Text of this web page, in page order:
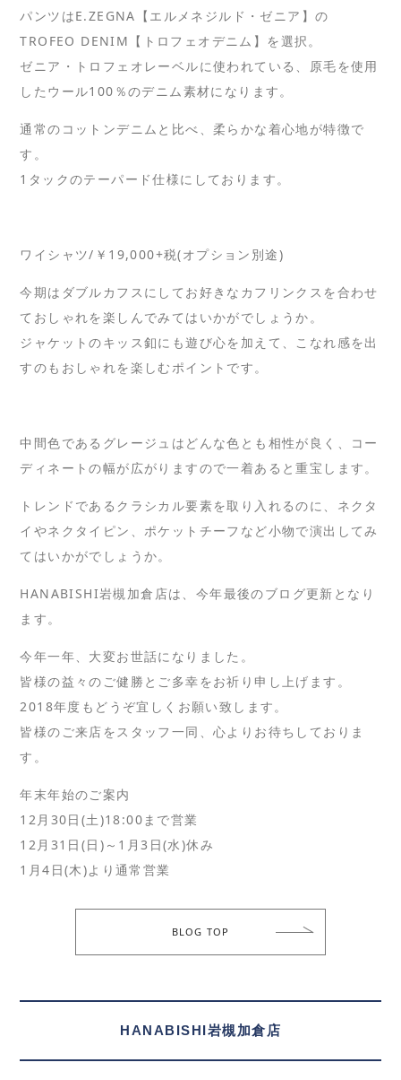
パンツはE.ZEGNA【エルメネジルド・ゼニア】の
TROFEO DENIM【トロフェオデニム】を選択。
ゼニア・トロフェオレーベルに使われている、原毛を使用
したウール100％のデニム素材になります。
通常のコットンデニムと比べ、柔らかな着心地が特徴で
す。
1タックのテーパード仕様にしております。
ワイシャツ/￥19,000+税(オプション別途)
今期はダブルカフスにしてお好きなカフリンクスを合わせ
ておしゃれを楽しんでみてはいかがでしょうか。
ジャケットのキッス釦にも遊び心を加えて、こなれ感を出
すのもおしゃれを楽しむポイントです。
中間色であるグレージュはどんな色とも相性が良く、コー
ディネートの幅が広がりますので一着あると重宝します。
トレンドであるクラシカル要素を取り入れるのに、ネクタ
イやネクタイピン、ポケットチーフなど小物で演出してみ
てはいかがでしょうか。
HANABISHI岩槻加倉店は、今年最後のブログ更新となり
ます。
今年一年、大変お世話になりました。
皆様の益々のご健勝とご多幸をお祈り申し上げます。
2018年度もどうぞ宜しくお願い致します。
皆様のご来店をスタッフ一同、心よりお待ちしておりま
す。
年末年始のご案内
12月30日(土)18:00まで営業
12月31日(日)～1月3日(水)休み
1月4日(木)より通常営業
BLOG TOP
HANABISHI岩槻加倉店